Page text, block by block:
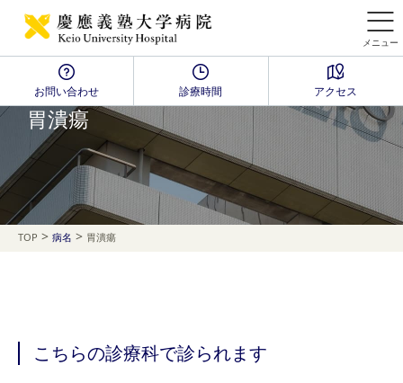
メニュー
お問い合わせ 診療時間 アクセス
Disease Name Search
胃潰瘍
TOP > 病名 > 胃潰瘍
こちらの診療科で診られます